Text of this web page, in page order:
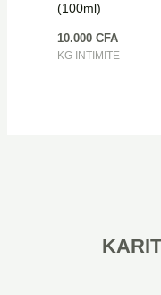
(100ml)
10.000 CFA
KG INTIMITE